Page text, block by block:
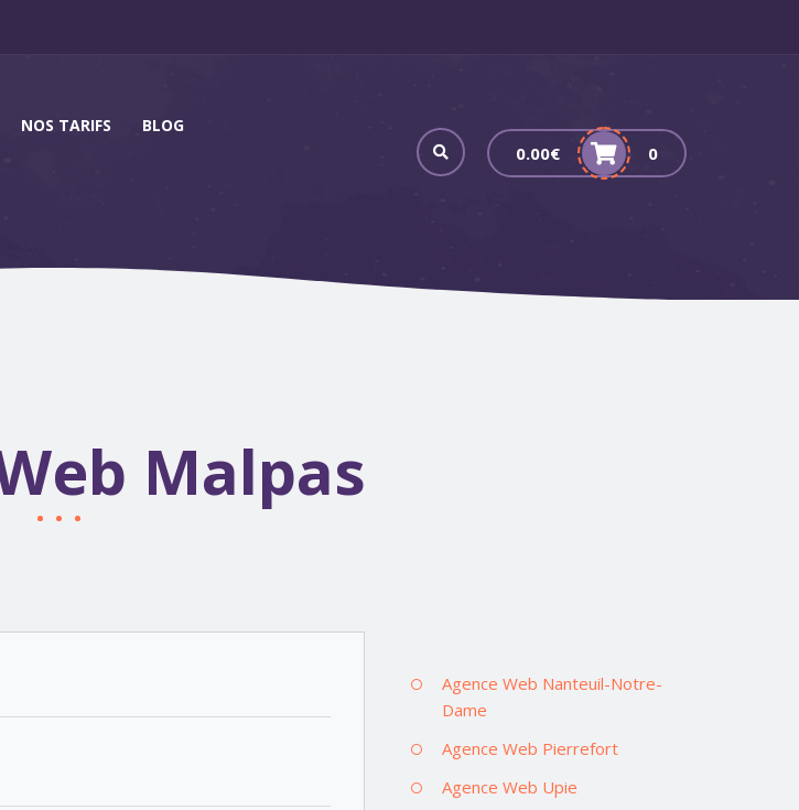
NOS TARIFS BLOG
0.00€ 0
Malpas
Agence Web Nanteuil-Notre-
Dame
Agence Web Pierrefort
Agence Web Upie